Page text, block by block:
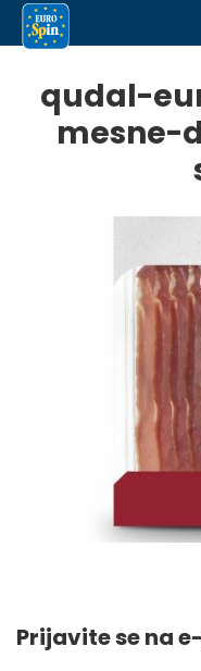
qudal-
mesne-
Prijavite se na